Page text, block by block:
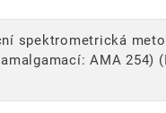
spektrometrická
AMA 254)